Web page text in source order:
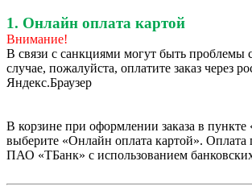
1. Онлайн оплата картой
Внимание!
В связи с санкциями могут быть проблемы
случае, пожалуйста, оплатите заказ через
Яндекс.Браузер
В корзине при оформлении заказа в
выберите «Онлайн оплата картой». Оплата
ПАО «ТБанк» с использованием